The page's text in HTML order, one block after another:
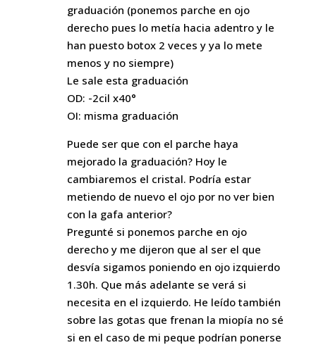
graduación (ponemos parche en ojo
derecho pues lo metía hacia adentro y le
han puesto botox 2 veces y ya lo mete
menos y no siempre)
Le sale esta graduación
OD: -2cil x40°
OI: misma graduación
Puede ser que con el parche haya
mejorado la graduación? Hoy le
cambiaremos el cristal. Podría estar
metiendo de nuevo el ojo por no ver bien
con la gafa anterior?
Pregunté si ponemos parche en ojo
derecho y me dijeron que al ser el que
desvía sigamos poniendo en ojo izquierdo
1.30h. Que más adelante se verá si
necesita en el izquierdo. He leído también
sobre las gotas que frenan la miopía no sé
si en el caso de mi peque podrían ponerse